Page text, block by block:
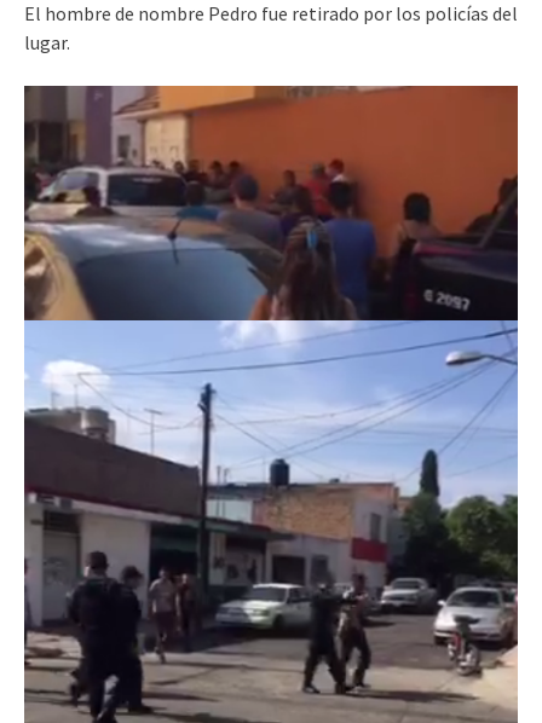
El hombre de nombre Pedro fue retirado por los policías del
lugar.